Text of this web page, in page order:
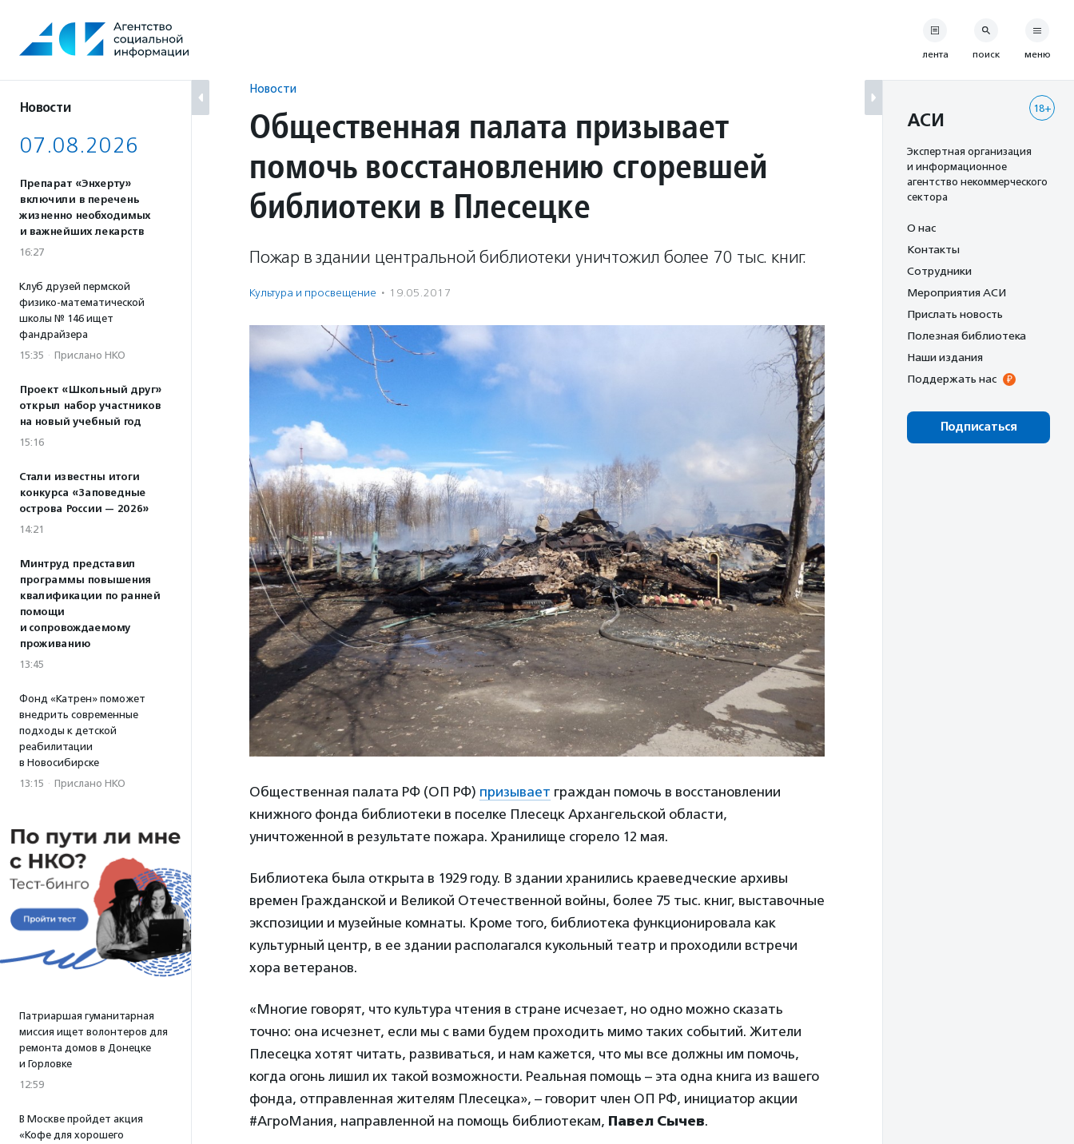
содержанию
Новости
07.08.2026
Препарат «Энхерту»
включили в перечень
жизненно необходимых
и важнейших лекарств
16:27
Клуб друзей пермской
физико-математической
школы № 146 ищет
фандрайзера
15:35 · Прислано НКО
Проект «Школьный друг»
открыл набор участников
на новый учебный год
15:16
Стали известны итоги
конкурса «Заповедные
острова России — 2026»
14:21
Минтруд представил
программы повышения
квалификации по ранней
помощи
и сопровождаемому
проживанию
13:45
Фонд «Катрен» поможет
внедрить современные
подходы к детской
реабилитации
в Новосибирске
13:15 · Прислано НКО
Патриаршая гуманитарная
миссия ищет волонтеров для
ремонта домов в Донецке
и Горловке
12:59
В Москве пройдет акция
«Кофе для хорошего
Новости
Общественная палата призывает
помочь восстановлению сгоревшей
библиотеки в Плесецке
Пожар в здании центральной библиотеки уничтожил более 70 тыс. книг.
Культура и просвещение · 19.05.2017
Общественная палата РФ (ОП РФ) призывает граждан помочь в восстановлении
книжного фонда библиотеки в поселке Плесецк Архангельской области,
уничтоженной в результате пожара. Хранилище сгорело 12 мая.
Библиотека была открыта в 1929 году. В здании хранились краеведческие архивы
времен Гражданской и Великой Отечественной войны, более 75 тыс. книг, выставочные
экспозиции и музейные комнаты. Кроме того, библиотека функционировала как
культурный центр, в ее здании располагался кукольный театр и проходили встречи
хора ветеранов.
«Многие говорят, что культура чтения в стране исчезает, но одно можно сказать
точно: она исчезнет, если мы с вами будем проходить мимо таких событий. Жители
Плесецка хотят читать, развиваться, и нам кажется, что мы все должны им помочь,
когда огонь лишил их такой возможности. Реальная помощь – эта одна книга из вашего
фонда, отправленная жителям Плесецка», – говорит член ОП РФ, инициатор акции
#АгроМания, направленной на помощь библиотекам, Павел Сычев.
лента поиск меню
18+
АСИ
Экспертная организация
и информационное
агентство некоммерческого
сектора
О нас
Контакты
Сотрудники
Мероприятия АСИ
Прислать новость
Полезная библиотека
Наши издания
Поддержать нас
Подписаться